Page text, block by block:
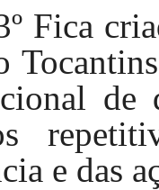
Fica
de
e das